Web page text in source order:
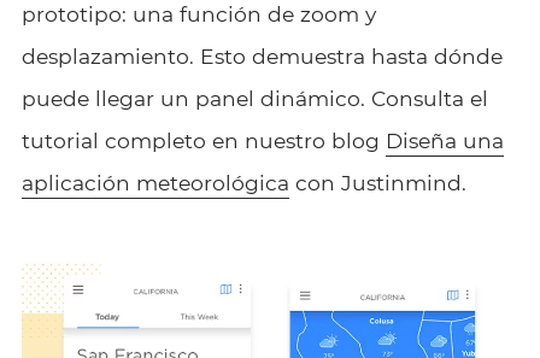
prototipo: una función de zoom y
desplazamiento. Esto demuestra hasta dónde
puede llegar un panel dinámico. Consulta el
tutorial completo en nuestro blog Diseña una
aplicación meteorológica con Justinmind.